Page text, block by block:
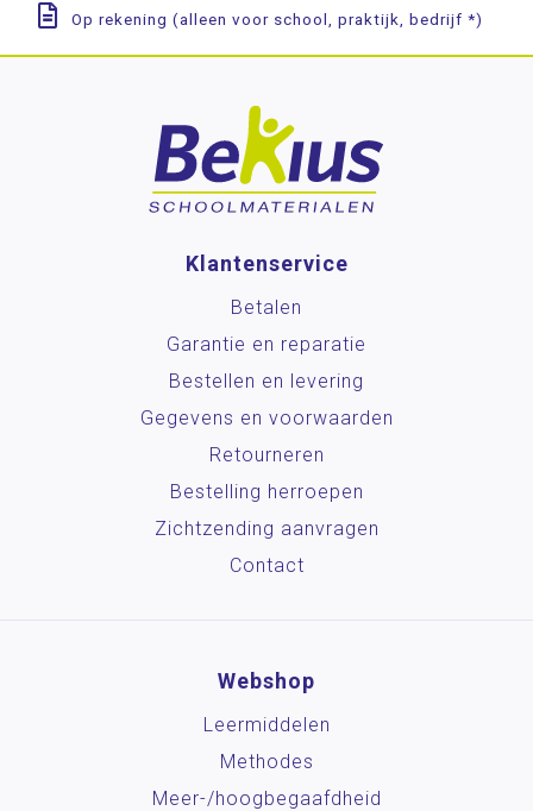
Op rekening (alleen voor school, praktijk, bedrijf *)
Klantenservice
Betalen
Garantie en reparatie
Bestellen en levering
Gegevens en voorwaarden
Retourneren
Bestelling herroepen
Zichtzending aanvragen
Contact
Webshop
Leermiddelen
Methodes
Meer-/hoog­begaafdheid